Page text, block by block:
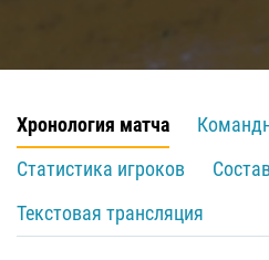
Хронология матча
Статистика игроков
Текстовая трансляция